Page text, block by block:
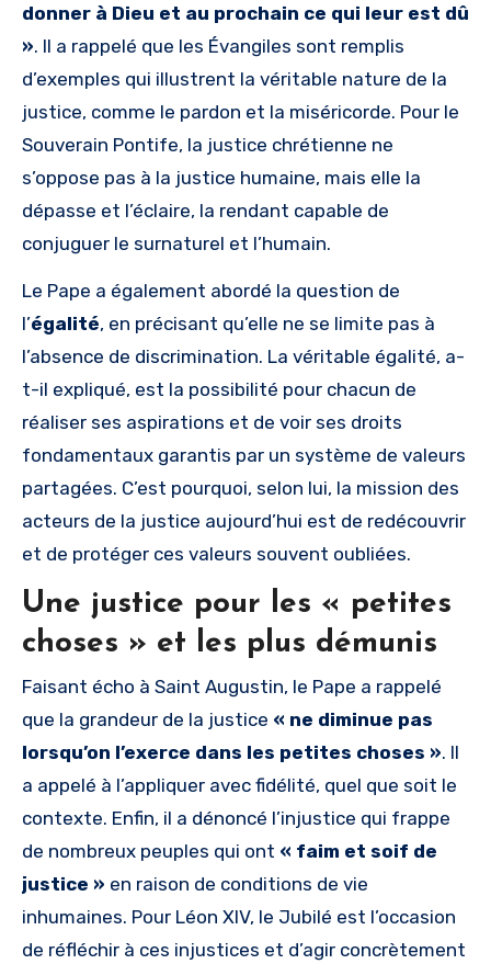
donner à Dieu et au prochain ce qui leur est dû
». Il a rappelé que les Évangiles sont remplis
d’exemples qui illustrent la véritable nature de la
justice, comme le pardon et la miséricorde. Pour le
Souverain Pontife, la justice chrétienne ne
s’oppose pas à la justice humaine, mais elle la
dépasse et l’éclaire, la rendant capable de
conjuguer le surnaturel et l’humain.
Le Pape a également abordé la question de
l’égalité, en précisant qu’elle ne se limite pas à
l’absence de discrimination. La véritable égalité, a-
t-il expliqué, est la possibilité pour chacun de
réaliser ses aspirations et de voir ses droits
fondamentaux garantis par un système de valeurs
partagées. C’est pourquoi, selon lui, la mission des
acteurs de la justice aujourd’hui est de redécouvrir
et de protéger ces valeurs souvent oubliées.
Une justice pour les « petites
choses » et les plus démunis
Faisant écho à Saint Augustin, le Pape a rappelé
que la grandeur de la justice « ne diminue pas
lorsqu’on l’exerce dans les petites choses ». Il
a appelé à l’appliquer avec fidélité, quel que soit le
contexte. Enfin, il a dénoncé l’injustice qui frappe
de nombreux peuples qui ont « faim et soif de
justice » en raison de conditions de vie
inhumaines. Pour Léon XIV, le Jubilé est l’occasion
de réfléchir à ces injustices et d’agir concrètement